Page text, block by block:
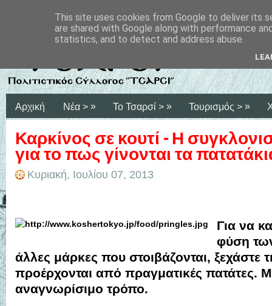
Αρχική Νέα > » Το Τσαρσί > » Τουρισμός > »
Καρκίνος σε κουτί - Η
για το πως γίνονται τα
Κυριακή, Ιουλίου 07, 2013
Για να
φύση
άλλες μάρκες που στοιβάζονται, ξεχάστε
προέρχονται από πραγματικές πατάτες.
αναγνωρίσιμο τρόπο.
This site uses cookies from Google to deliver its
are shared with Google along with performance
statistics, and to detect and address abuse.